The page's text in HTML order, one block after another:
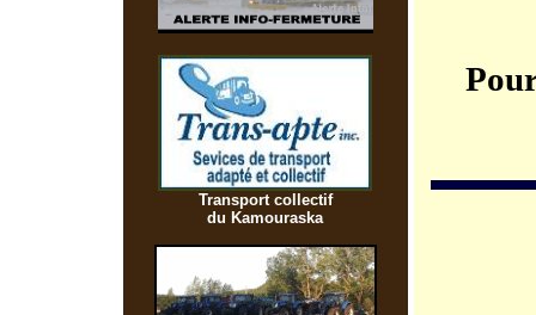
Transport collectif
du Kamouraska